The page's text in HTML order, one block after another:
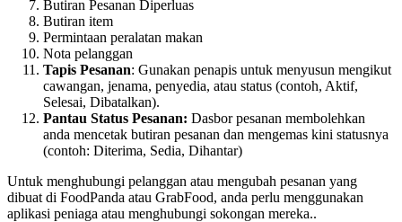
Butiran Pesanan Diperluas
Butiran item
Permintaan peralatan makan
Nota pelanggan
Tapis Pesanan: Gunakan penapis untuk menyusun mengikut
cawangan, jenama, penyedia, atau status (contoh, Aktif,
Selesai, Dibatalkan).
Pantau Status Pesanan: Dasbor pesanan membolehkan
anda mencetak butiran pesanan dan mengemas kini statusnya
(contoh: Diterima, Sedia, Dihantar)
Untuk menghubungi pelanggan atau mengubah pesanan yang
dibuat di FoodPanda atau GrabFood, anda perlu menggunakan
aplikasi peniaga atau menghubungi sokongan mereka..